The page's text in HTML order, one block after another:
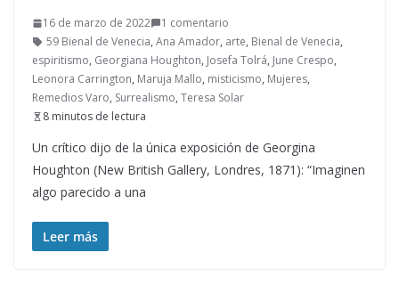
16 de marzo de 2022
1 comentario
59 Bienal de Venecia, Ana Amador, arte, Bienal de Venecia,
espiritismo, Georgiana Houghton, Josefa Tolrá, June Crespo,
Leonora Carrington, Maruja Mallo, misticismo, Mujeres,
Remedios Varo, Surrealismo, Teresa Solar
8 minutos de lectura
Un crítico dijo de la única exposición de Georgina
Houghton (New British Gallery, Londres, 1871): “Imaginen
algo parecido a una
Leer más